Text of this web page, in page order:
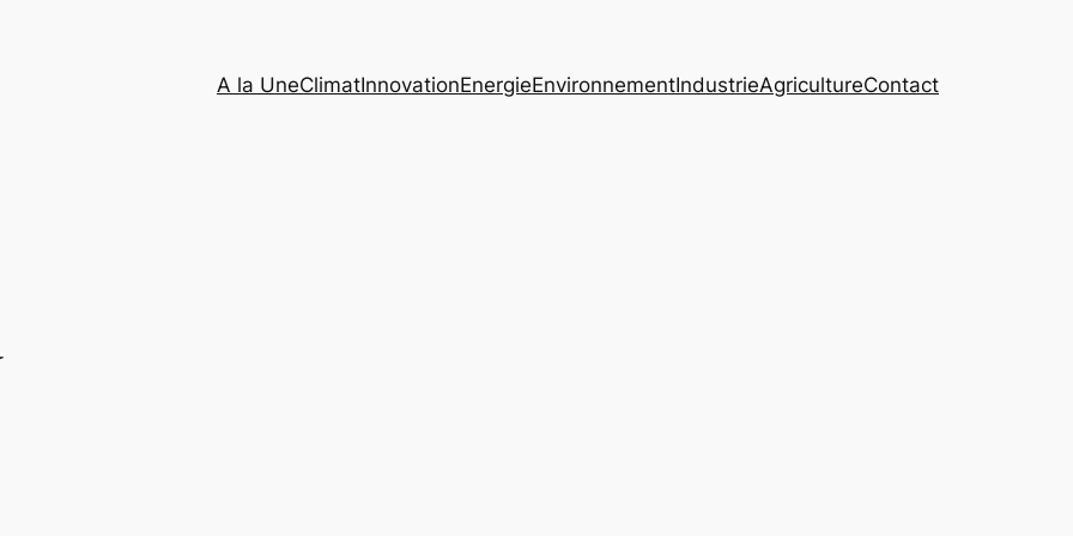
A la UneClimatInnovationEnergieEnvironnementIndustrieAgricultureContact